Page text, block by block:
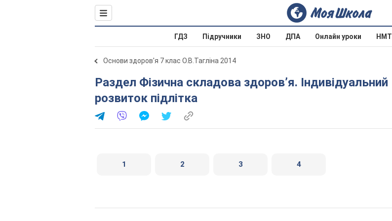
ГДЗ Підручники ЗНО ДПА Онлайн уроки НМТ
Основи здоров'я 7 клас О.В.Тагліна 2014
Раздел Фізична складова здоров’я. Індивідуальний
розвиток підлітка
1 2 3 4